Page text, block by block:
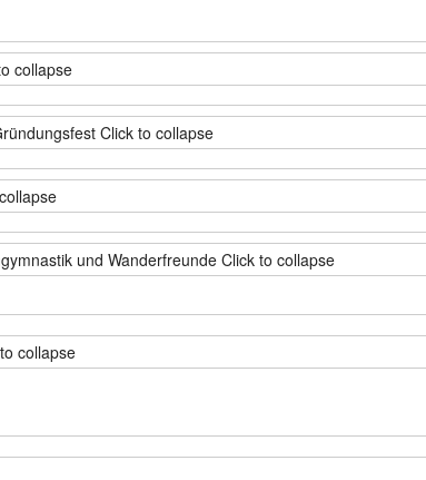
collapse
Click to collapse
und Wanderfreunde Click to collapse
collapse